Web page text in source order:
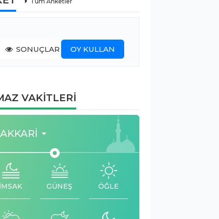
SONUÇLAR OY KULLAN
VAKİTLERİ
İMSAK GÜNEŞ ÖĞLE